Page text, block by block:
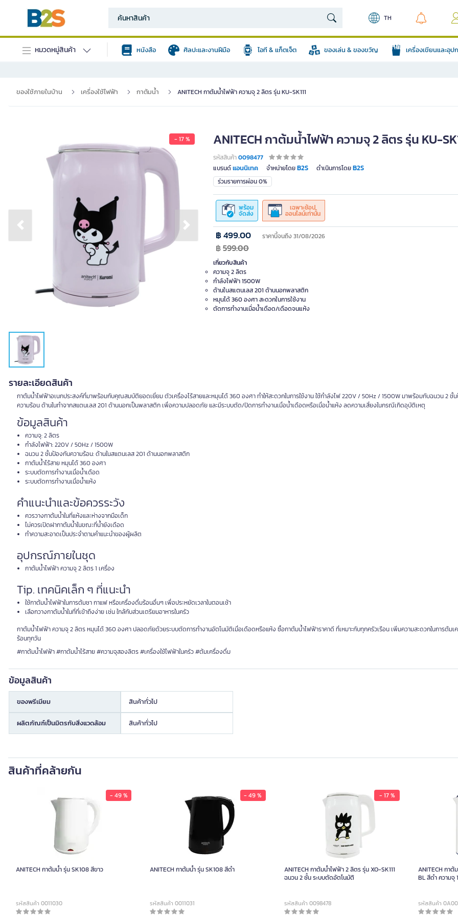
TH
หมวดหมู่สินค้า หนังสือ ศิลปะและงานฝีมือ ไอที & แก็ตเจ็ต ของเล่น & ของขวัญ เครื่องเขียนและอุ
ของใช้ภายในบ้าน เครื่องใช้ไฟฟ้า กาต้มน้ำ ANITECH กาต้มน้ำไฟฟ้า ความจุ 2 ลิตร รุ่น KU-SK111
- 17 %
Previous slide Next slide
ANITECH กาต้มน้ำไฟฟ้า ความจุ 2 ลิตร รุ่น KU-
รหัสสินค้า0098477
แบรนด์แอนนิเทค จำหน่ายโดยB2S ดำเนินการโดยB2S
ร่วมรายการผ่อน 0%
พร้อม
จัดส่ง
เฉพาะช้อป
ออนไลน์เท่านั้น
฿ 499.00 ราคานี้จนถึง 31/08/2026
฿599.00
เกี่ยวกับสินค้า
ความจุ 2 ลิตร
กำลังไฟฟ้า 1500W
ด้านในสแตนเลส 201 ด้านนอกพลาสติก
หมุนได้ 360 องศา สะดวกในการใช้งาน
ตัดการทำงานเมื่อน้ำเดือด/เดือดจนแห้ง
รายละเอียดสินค้า
กาต้มน้ำไฟฟ้าอเนกประสงค์ที่มาพร้อมกับคุณสมบัติยอดเยี่ยม ตัวเครื่องไร้สายและหมุนได้ 360 องศา ทำให้สะดวกในการใช้งาน ใช้กำลังไฟ 220V / 50Hz / 1500W มาพร้อมกับฉนวน 2 ชั้
ความร้อน ด้านในทำจากสแตนเลส 201 ด้านนอกเป็นพลาสติก เพื่อความปลอดภัย และมีระบบตัด/ปิดการทำงานเมื่อน้ำเดือดหรือเมื่อน้ำแห้ง ลดความเสี่ยงในกรณีเกิดอุบัติเหตุ
ข้อมูลสินค้า
ความจุ: 2 ลิตร
กำลังไฟฟ้า: 220V / 50Hz / 1500W
ฉนวน 2 ชั้นป้องกันความร้อน: ด้านในสแตนเลส 201 ด้านนอกพลาสติก
กาต้มน้ำไร้สาย หมุนได้ 360 องศา
ระบบตัดการทำงานเมื่อน้ำเดือด
ระบบตัดการทำงานเมื่อน้ำแห้ง
คำแนะนำและข้อควรระวัง
ควรวางกาต้มน้ำในที่แห้งและห่างจากมือเด็ก
ไม่ควรเปิดฝากาต้มน้ำในขณะที่น้ำยังเดือด
ทำความสะอาดเป็นประจำตามคำแนะนำของผู้ผลิต
อุปกรณ์ภายในชุด
กาต้มน้ำไฟฟ้า ความจุ 2 ลิตร 1 เครื่อง
Tip. เทคนิคเล็ก ๆ ที่แนะนำ
ใช้กาต้มน้ำไฟฟ้าในการต้มชา กาแฟ หรือเครื่องดื่มร้อนอื่นๆ เพื่อประหยัดเวลาในตอนเช้า
เลือกวางกาต้มน้ำในที่ที่เข้าถึงง่าย เช่น ใกล้กับส่วนเตรียมอาหารในครัว
กาต้มน้ำไฟฟ้า ความจุ 2 ลิตร หมุนได้ 360 องศา ปลอดภัยด้วยระบบตัดการทำงานอัตโนมัติเมื่อเดือดหรือแห้ง ซื้อกาต้มน้ำไฟฟ้าราคาดี ที่เหมาะกับทุกครัวเรือน เพิ่มความสะดวกในการต้มเ
ร้อนทุกวัน
#กาต้มน้ำไฟฟ้า #กาต้มน้ำไร้สาย #ความจุสองลิตร #เครื่องใช้ไฟฟ้าในครัว #ต้มเครื่องดื่ม
ข้อมูลสินค้า
ของพรีเมียม สินค้าทั่วไป
ผลิตภัณฑ์เป็นมิตรกับสิ่งแวดล้อม สินค้าทั่วไป
สินค้าที่คล้ายกัน
- 49 %
ANITECH กาต้มน้ำ รุ่น SK108 สีขาว
รหัสสินค้า 0011030
- 49 %
ANITECH กาต้มน้ำ รุ่น SK108 สีดำ
รหัสสินค้า 0011031
- 17 %
ANITECH กาต้มน้ำไฟฟ้า 2 ลิตร รุ่น XO-SK111
ฉนวน 2 ชั้น ระบบตัดอัตโนมัติ
รหัสสินค้า 0098478
ANITECH กาต้
BL สีดำ ความจุ
รหัสสินค้า